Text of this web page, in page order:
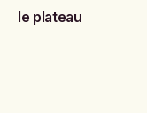
le plateau